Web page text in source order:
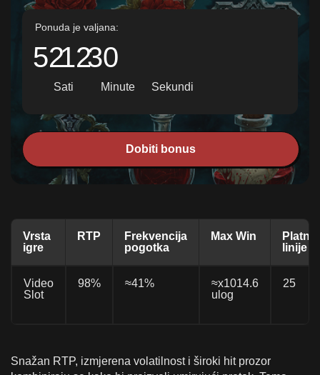
Ponuda je valjana:
521228
Sati Minute Sekundi
Dobiti bonus
Vrsta
igre
RTP
Frekvencija
pogotka
Max Win
Platne
linije
Video
Slot
98% ≈41%
≈x1014.6
ulog
25
Snažan RTP, izmjerena volatilnost i široki hit prozor